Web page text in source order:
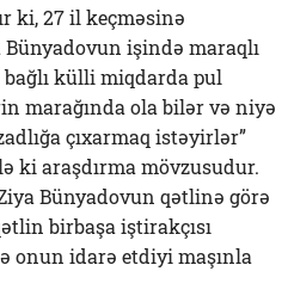
ki, 27 il keçməsinə
işində maraqlı
külli miqdarda pul
marağında ola bilər və niyə
çıxarmaq istəyirlər”
ki araşdırma mövzusudur.
Bünyadovun qətlinə görə
birbaşa iştirakçısı
onun idarə etdiyi maşınla